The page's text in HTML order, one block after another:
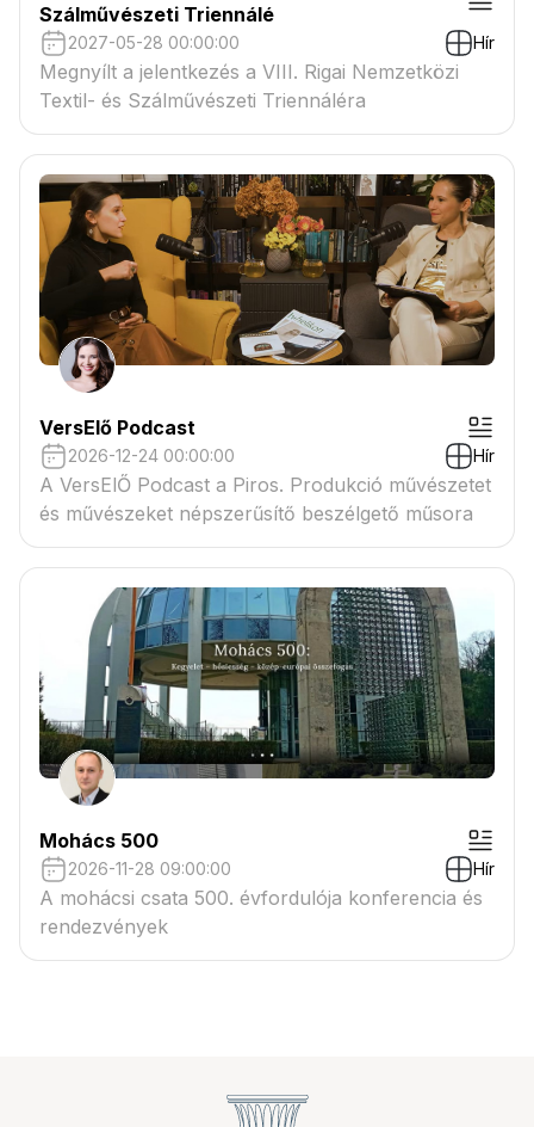
Szálművészeti Triennálé
2027-05-28 00:00:00 Hír
Megnyílt a jelentkezés a VIII. Rigai Nemzetközi
Textil- és Szálművészeti Triennáléra
VersElő Podcast
2026-12-24 00:00:00 Hír
A VersElŐ Podcast a Piros. Produkció művészetet
és művészeket népszerűsítő beszélgető műsora
Mohács 500
2026-11-28 09:00:00 Hír
A mohácsi csata 500. évfordulója konferencia és
rendezvények